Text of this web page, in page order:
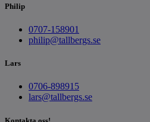
Philip
0707-158901
philip@tallbergs.se
Lars
0706-898915
lars@tallbergs.se